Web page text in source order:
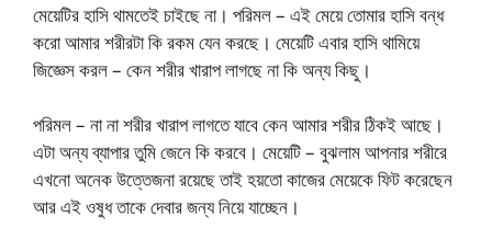
মেয়েটির হাসি থামতেই চাইছে না। পরিমল – এই মেয়ে তোমার হাসি বন্ধ
করো আমার শরীরটা কি রকম যেন করছে। মেয়েটি এবার হাসি থামিয়ে
জিজ্ঞেস করল – কেন শরীর খারাপ লাগছে না কি অন্য কিছু।
পরিমল – না না শরীর খারাপ লাগতে যাবে কেন আমার শরীর ঠিকই আছে।
এটা অন্য ব্যাপার তুমি জেনে কি করবে। মেয়েটি – বুঝলাম আপনার শরীরে
এখনো অনেক উত্তেজনা রয়েছে তাই হয়তো কাজের মেয়েকে ফিট করেছেন
আর এই ওষুধ তাকে দেবার জন্য নিয়ে যাচ্ছেন।